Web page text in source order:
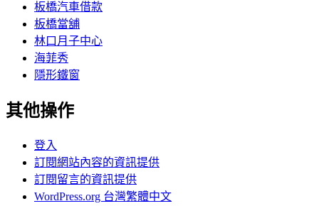
板橋汽車借款
板橋當舖
林口月子中心
海菲秀
隱形鐵窗
其他操作
登入
訂閱網站內容的資訊提供
訂閱留言的資訊提供
WordPress.org 台灣繁體中文